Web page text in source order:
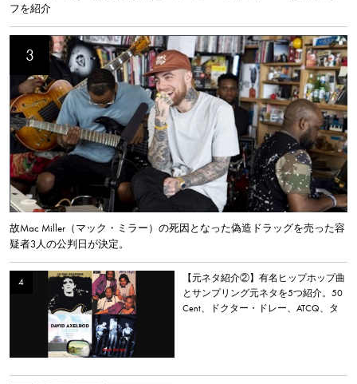
フを紹介
故Mac Miller（マック・ミラー）の死因となった偽造ドラッグを売った容
疑者3人の公判日が決定。
【元ネタ紹介②】有名ヒップホップ曲
とサンプリング元ネタを5つ紹介。50
Cent、ドクター・ドレー、ATCQ、タ